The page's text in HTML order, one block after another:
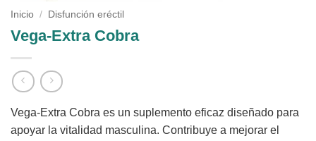
Inicio / Disfunción eréctil
Vega-Extra Cobra
Vega-Extra Cobra es un suplemento eficaz diseñado para
apoyar la vitalidad masculina. Contribuye a mejorar el